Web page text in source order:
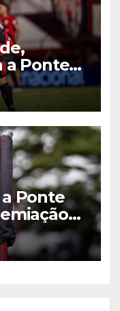
a Ponte
na 5ª
Ponte
da Copa